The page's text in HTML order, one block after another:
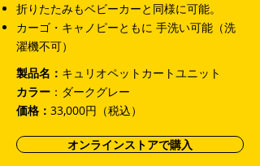
折りたたみもベビーカーと同様に可能。
カーゴ・キャノピーともに 手洗い可能（洗
濯機不可）
製品名： キュリオペットカートユニット
カラー ：ダークグレー
価格： 33,000円（税込）
オンラインストアで購入